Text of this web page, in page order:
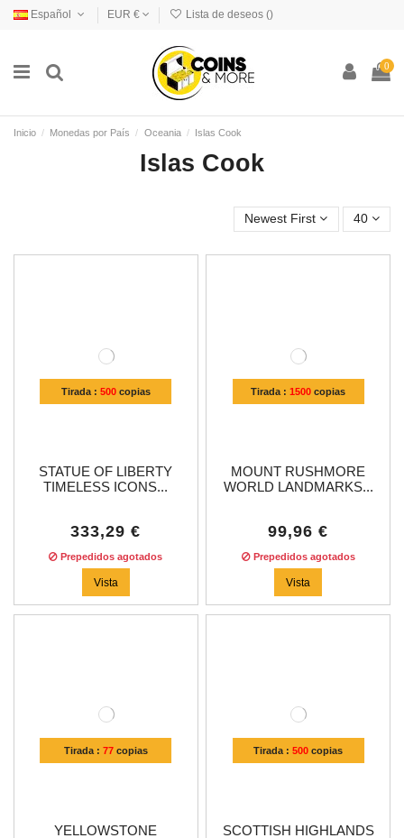
Español EUR € Lista de deseos ()
0
Inicio Monedas por País Oceania Islas Cook
Islas Cook
Newest First 40
Tirada : 500copias
STATUE OF LIBERTY
TIMELESS ICONS...
333,29 €
Prepedidos agotados
Vista
Tirada :1500 copias
MOUNT RUSHMORE
WORLD LANDMARKS...
99,96 €
Prepedidos agotados
Vista
Tirada : 77copias
YELLOWSTONE
Tirada :500 copias
SCOTTISH HIGHLANDS